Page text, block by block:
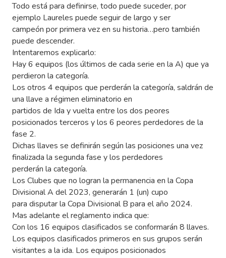
Todo está para definirse, todo puede suceder, por
ejemplo Laureles puede seguir de largo y ser
campeón por primera vez en su historia…pero también
puede descender.
Intentaremos explicarlo:
Hay 6 equipos (los últimos de cada serie en la A) que ya
perdieron la categoría.
Los otros 4 equipos que perderán la categoría, saldrán de
una llave a régimen eliminatorio en
partidos de Ida y vuelta entre los dos peores
posicionados terceros y los 6 peores perdedores de la
fase 2.
Dichas llaves se definirán según las posiciones una vez
finalizada la segunda fase y los perdedores
perderán la categoría.
Los Clubes que no logran la permanencia en la Copa
Divisional A del 2023, generarán 1 (un) cupo
para disputar la Copa Divisional B para el año 2024.
Mas adelante el reglamento indica que:
Con los 16 equipos clasificados se conformarán 8 llaves.
Los equipos clasificados primeros en sus grupos serán
visitantes a la ida. Los equipos posicionados